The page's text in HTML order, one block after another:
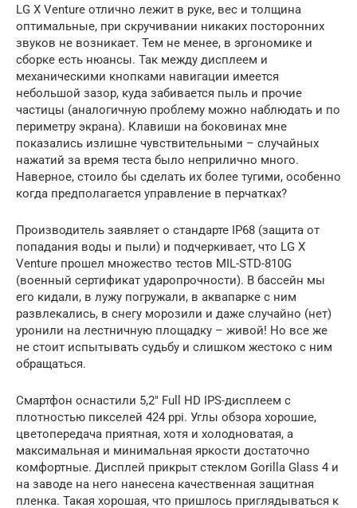
LG X Venture отлично лежит в руке, вес и толщина
оптимальные, при скручивании никаких посторонних
звуков не возникает. Тем не менее, в эргономике и
сборке есть нюансы. Так между дисплеем и
механическими кнопками навигации имеется
небольшой зазор, куда забивается пыль и прочие
частицы (аналогичную проблему можно наблюдать и по
периметру экрана). Клавиши на боковинах мне
показались излишне чувствительными – случайных
нажатий за время теста было неприлично много.
Наверное, стоило бы сделать их более тугими, особенно
когда предполагается управление в перчатках?
Производитель заявляет о стандарте IP68 (защита от
попадания воды и пыли) и подчеркивает, что LG X
Venture прошел множество тестов MIL-STD-810G
(военный сертификат ударопрочности). В бассейн мы
его кидали, в лужу погружали, в аквапарке с ним
развлекались, в снегу морозили и даже случайно (нет)
уронили на лестничную площадку – живой! Но все же
не стоит испытывать судьбу и слишком жестоко с ним
обращаться.
Смартфон оснастили 5,2″ Full HD IPS-дисплеем с
плотностью пикселей 424 ppi. Углы обзора хорошие,
цветопередача приятная, хотя и холодноватая, а
максимальная и минимальная яркости достаточно
комфортные. Дисплей прикрыт стеклом Gorilla Glass 4 и
на заводе на него нанесена качественная защитная
пленка. Такая хорошая, что пришлось приглядываться к